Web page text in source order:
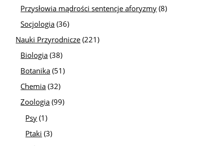
Przysłowia mądrości sentencje aforyzmy (8)
Socjologia (36)
Nauki Przyrodnicze (221)
Biologia (38)
Botanika (51)
Chemia (32)
Zoologia (99)
Psy (1)
Ptaki (3)